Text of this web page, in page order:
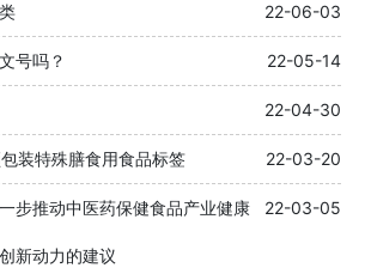
22-06-03
22-05-14
号吗？
22-04-30
22-03-20
装特殊膳食用食品标签
22-03-05
步推动中医药保健食品产业健康
新动力的建议